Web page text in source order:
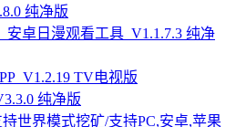
纯净版
安卓日漫观看工具_V1.1.7.3 纯净
TV电视版
纯净版
世界模式挖矿/支持PC,安卓,苹果